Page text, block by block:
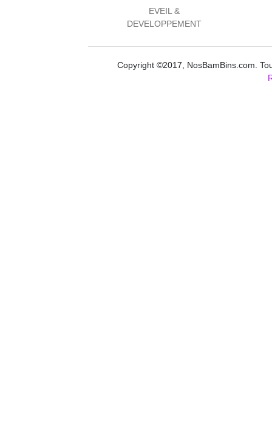
EVEIL &
DEVELOPPEMENT
Copyright ©2017, NosBamBins.com.